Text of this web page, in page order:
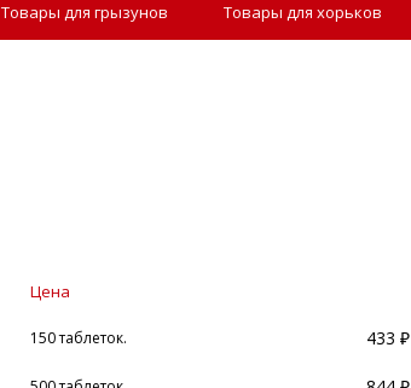
Товары для грызунов Товары для хорьков
Цена
150 таблеток. 433 ₽